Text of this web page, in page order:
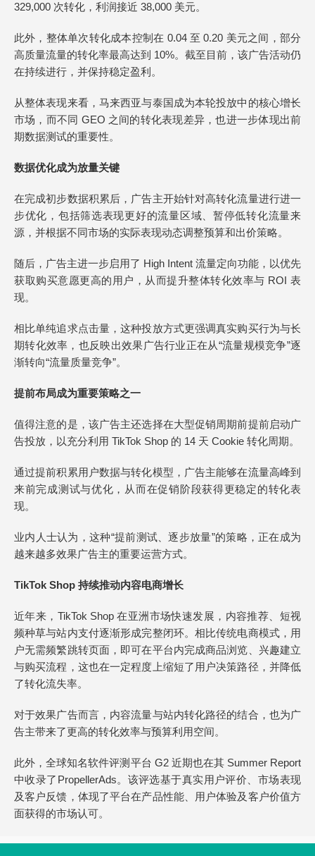
329,000 次转化，利润接近 38,000 美元。
此外，整体单次转化成本控制在 0.04 至 0.20 美元之间，部分
高质量流量的转化率最高达到 10%。截至目前，该广告活动仍
在持续进行，并保持稳定盈利。
从整体表现来看，马来西亚与泰国成为本轮投放中的核心增长
市场，而不同 GEO 之间的转化表现差异，也进一步体现出前
期数据测试的重要性。
数据优化成为放量关键
在完成初步数据积累后，广告主开始针对高转化流量进行进一
步优化，包括筛选表现更好的流量区域、暂停低转化流量来
源，并根据不同市场的实际表现动态调整预算和出价策略。
随后，广告主进一步启用了 High Intent 流量定向功能，以优先
获取购买意愿更高的用户，从而提升整体转化效率与 ROI 表
现。
相比单纯追求点击量，这种投放方式更强调真实购买行为与长
期转化效率，也反映出效果广告行业正在从“流量规模竞争”逐
渐转向“流量质量竞争”。
提前布局成为重要策略之一
值得注意的是，该广告主还选择在大型促销周期前提前启动广
告投放，以充分利用 TikTok Shop 的 14 天 Cookie 转化周期。
通过提前积累用户数据与转化模型，广告主能够在流量高峰到
来前完成测试与优化，从而在促销阶段获得更稳定的转化表
现。
业内人士认为，这种“提前测试、逐步放量”的策略，正在成为
越来越多效果广告主的重要运营方式。
TikTok Shop 持续推动内容电商增长
近年来，TikTok Shop 在亚洲市场快速发展，内容推荐、短视
频种草与站内支付逐渐形成完整闭环。相比传统电商模式，用
户无需频繁跳转页面，即可在平台内完成商品浏览、兴趣建立
与购买流程，这也在一定程度上缩短了用户决策路径，并降低
了转化流失率。
对于效果广告而言，内容流量与站内转化路径的结合，也为广
告主带来了更高的转化效率与预算利用空间。
此外，全球知名软件评测平台 G2 近期也在其 Summer Report
中收录了PropellerAds。该评选基于真实用户评价、市场表现
及客户反馈，体现了平台在产品性能、用户体验及客户价值方
面获得的市场认可。